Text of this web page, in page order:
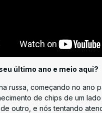
último ano e meio aqui?
russa, começando no ano
de chips de um
outro, e nós tentando